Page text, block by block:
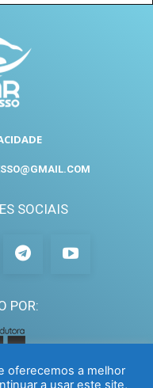
SOCIAIS
POR:
oferecemos a melhor
a usar este site,